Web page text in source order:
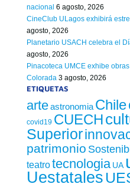
nacional 6 agosto, 2026
CineClub ULagos exhibirá
agosto, 2026
Planetario USACH celebra el
agosto, 2026
Pinacoteca UMCE exhibe
Colorada 3 agosto, 2026
ETIQUETAS
arteastronomia Chile
covid19 CUECH
Superior
patrimonio
teatrotecnologia UA
Uestatales